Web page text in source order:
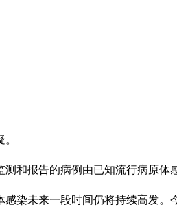
和报告的病例由已知流行病原体
染未来一段时间仍将持续高发